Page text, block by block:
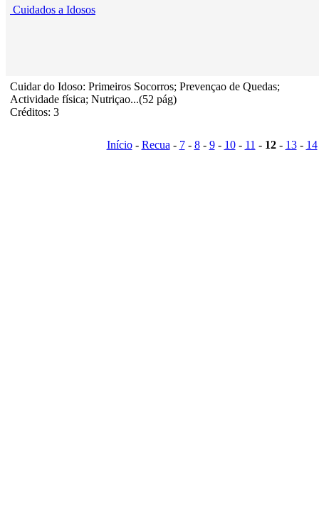
Cuidados a Idosos
Cuidar do Idoso: Primeiros Socorros; Prevençao de Quedas;
Actividade física; Nutriçao...(52 pág)
Créditos: 3
Início- Recua- 7- 8- 9- 10- 11 - 12- 13- 14